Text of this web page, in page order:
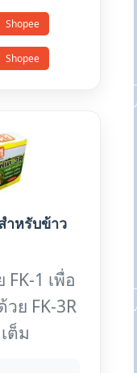
Shopee
Shopee
ำหรับข้าว
1 เพื่อ
ย FK-3R
ต็ม